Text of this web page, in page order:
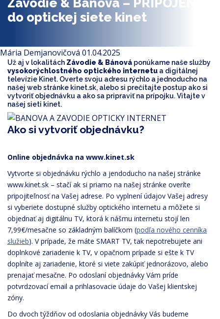
Na stiahnutie
Závodie & Bánová – PRIPOJENÉ
do optickej siete kinet
Mária Demjanovičová 01.04.2025
Už aj v lokalitách Závodie & Bánová ponúkame naše služby
vysokorýchlostného optického internetu a digitálnej
televízie Kinet. Overte svoju adresu rýchlo a jednoducho na
našej web stránke kinet.sk, alebo si prečítajte postup ako si
vytvoriť objednávku a ako sa pripraviť na prípojku. Vitajte v
našej sieti kinet.
Ako si vytvoriť objednávku?
Online objednávka na www.kinet.sk
Vytvorte si objednávku rýchlo a jendoducho na našej stránke
www.kinet.sk – stačí ak si priamo na našej stránke overíte
pripojiteľnosť na Vašej adrese. Po vyplnení údajov Vašej adresy
si vyberiete dostupné služby optického internetu a môžete si
objednať aj digitálnu TV, ktorá k nášmu internetu stojí len
7,99€/mesačne so základným balíčkom (podľa nového cenníka
služieb). V prípade, že máte SMART TV, tak nepotrebujete ani
doplnkové zariadenie k TV, v opačnom prípade si ešte k TV
doplníte aj zariadenie, ktoré si viete zakúpiť jednorázovo, alebo
prenajať mesačne. Po odoslaní objednávky Vám príde
potvrdzovací email a prihlasovacie údaje do Vašej klientskej
zóny.
Do dvoch týždňov od odoslania objednávky Vás budeme